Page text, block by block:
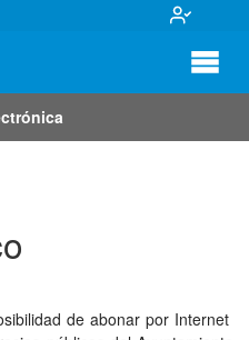
de abonar por Internet